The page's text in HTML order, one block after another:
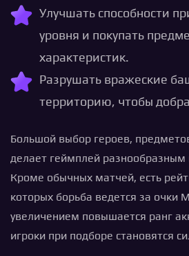
Улучшать способности
уровня и покупать
характеристик.
Разрушать вражеские
территорию, чтобы
Большой выбор героев,
делает геймплей
Кроме обычных матчей, есть
которых борьба ведется за очки
увеличением повышается ранг
игроки при подборе становятся